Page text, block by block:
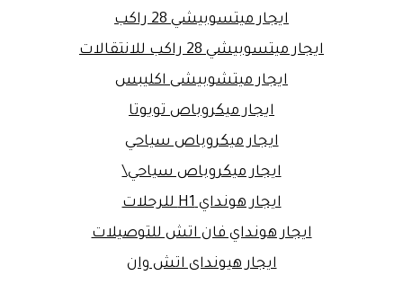
ايجار ميتسوبيشي 28 راكب
ايجار ميتسوبيشي 28 راكب للانتقالات
ايجار ميتشوبيشى اكليبس
ايجار ميكروباص تويوتا
ايجار ميكروباص سياحي
ايجار ميكروباص سياحي\
ايجار هونداي H1 للرحلات
ايجار هونداي فان اتش للتوصيلات
ايجار هيونداى اتش وان